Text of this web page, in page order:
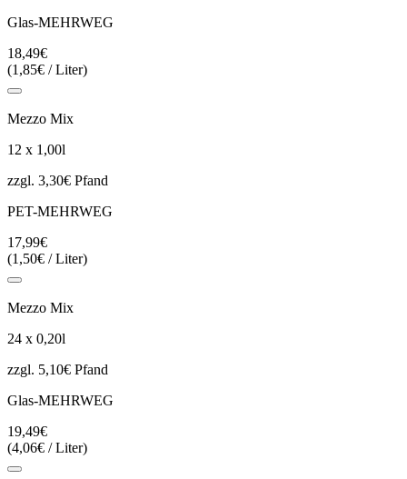
Glas-MEHRWEG
18,49€
(1,85€ / Liter)
Mezzo Mix
12 x 1,00l
zzgl. 3,30€ Pfand
PET-MEHRWEG
17,99€
(1,50€ / Liter)
Mezzo Mix
24 x 0,20l
zzgl. 5,10€ Pfand
Glas-MEHRWEG
19,49€
(4,06€ / Liter)